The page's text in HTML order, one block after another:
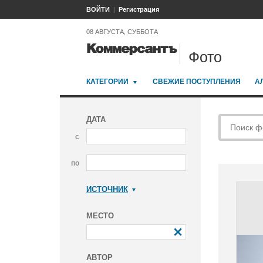
ВОЙТИ Регистрация
08 АВГУСТА, СУББОТА
Фото
КАТЕГОРИИ СВЕЖИЕ ПОСТУПЛЕНИЯ
ДАТА
с
по
ИСТОЧНИК
МЕСТО
АВТОР